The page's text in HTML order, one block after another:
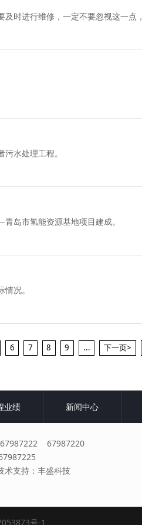
时进行维修，一定不要忽视这一点，
水处理工程。
岛市氢能资源基地项目建成。
况。
6 7 8 9 ... 下一页>
业绩 新闻中心
67987220
术支持： 丰盛科技
号-1